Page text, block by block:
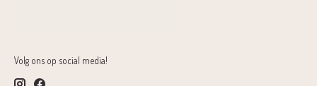
Volg ons op social media!